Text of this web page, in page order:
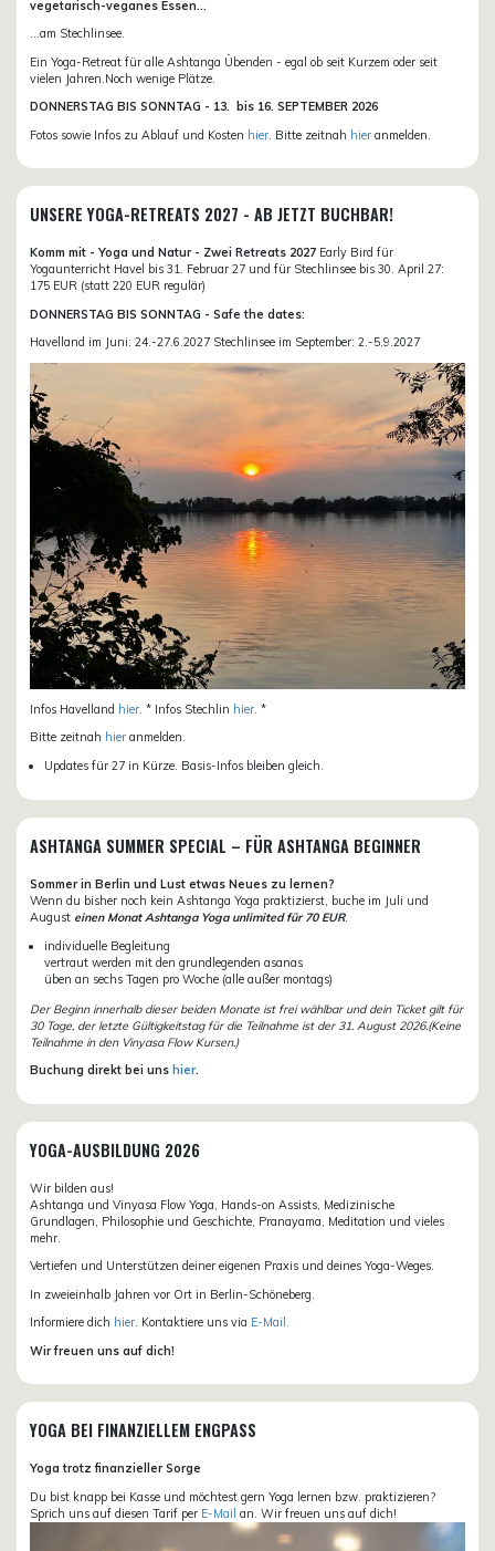
vegetarisch-veganes Essen...
...am Stechlinsee.
Ein Yoga-Retreat für alle Ashtanga Übenden - egal ob seit Kurzem oder seit
vielen Jahren.Noch wenige Plätze.
DONNERSTAG BIS SONNTAG - 13. bis 16. SEPTEMBER 2026
Fotos sowie Infos zu Ablauf und Kosten hier . Bitte zeitnah hier anmelden.
UNSERE YOGA-RETREATS 2027 - AB JETZT BUCHBAR!
Komm mit - Yoga und Natur - Zwei Retreats 2027 Early Bird für
Yogaunterricht Havel bis 31. Februar 27 und für Stechlinsee bis 30. April 27:
175 EUR (statt 220 EUR regulär)
DONNERSTAG BIS SONNTAG - Safe the dates:
Havelland im Juni: 24.-27.6.2027 Stechlinsee im September: 2.-5.9.2027
Infos Havelland hier . * Infos Stechlin hier . *
Bitte zeitnah hier anmelden.
Updates für 27 in Kürze. Basis-Infos bleiben gleich.
ASHTANGA SUMMER SPECIAL – FÜR ASHTANGA BEGINNER
Sommer in Berlin und Lust etwas Neues zu lernen?
Wenn du bisher noch kein Ashtanga Yoga praktizierst, buche im Juli und
August einen Monat Ashtanga Yoga unlimited für 70 EUR.
individuelle Begleitung
vertraut werden mit den grundlegenden asanas
üben an sechs Tagen pro Woche (alle außer montags)
Der Beginn innerhalb dieser beiden Monate ist frei wählbar und dein Ticket gilt für
30 Tage, der letzte Gültigkeitstag für die Teilnahme ist der 31. August 2026.(Keine
Teilnahme in den Vinyasa Flow Kursen.)
Buchung direkt bei uns hier.
YOGA-AUSBILDUNG 2026
Wir bilden aus!
Ashtanga und Vinyasa Flow Yoga, Hands-on Assists, Medizinische
Grundlagen, Philosophie und Geschichte, Pranayama, Meditation und vieles
mehr.
Vertiefen und Unterstützen deiner eigenen Praxis und deines Yoga-Weges.
In zweieinhalb Jahren vor Ort in Berlin-Schöneberg.
Informiere dich hier. Kontaktiere uns via E-Mail.
Wir freuen uns auf dich!
YOGA BEI FINANZIELLEM ENGPASS
Yoga trotz finanzieller Sorge
Du bist knapp bei Kasse und möchtest gern Yoga lernen bzw. praktizieren?
Sprich uns auf diesen Tarif per E-Mail an. Wir freuen uns auf dich!